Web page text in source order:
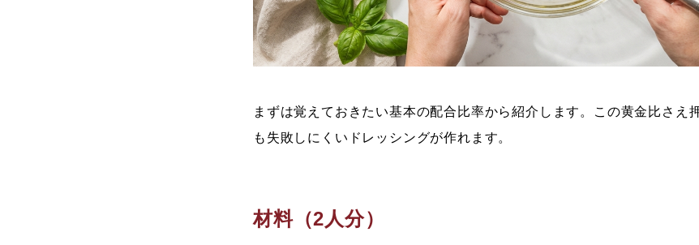
まずは覚えておきたい基本の配合比率から紹介します。この黄金比さえ
も失敗しにくいドレッシングが作れます。
材料（2人分）